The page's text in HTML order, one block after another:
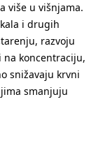
više u višnjama.
i drugih
razvoju
koncentraciju,
snižavaju krvni
smanjuju